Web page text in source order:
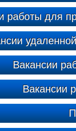
работы для
Вакансии
Вакансии